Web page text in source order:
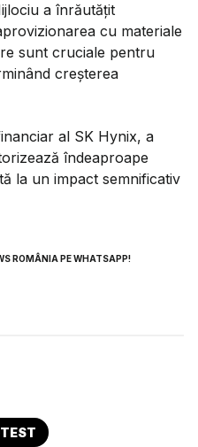
a înrăutățit
cu materiale
sunt cruciale pentru
creșterea
al SK Hynix, a
îndeaproape
la un impact semnificativ
ROMÂNIA PE WHATSAPP!